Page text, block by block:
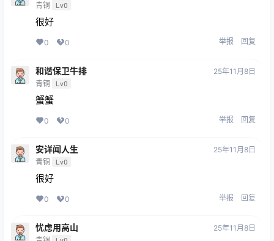
青铜 Lv0
很好
0 0 举报 回复
和谐保卫牛排
青铜 Lv0
25年11月8日
蟹蟹
0 0 举报 回复
安详闻人生
青铜 Lv0
25年11月8日
很好
0 0 举报 回复
忧虑用高山 25年11月8日